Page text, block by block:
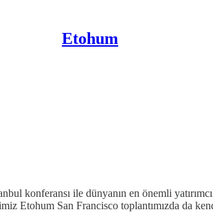
Etohum
konferansı ile dünyanın en önemli
Etohum San Francisco toplantımızda da